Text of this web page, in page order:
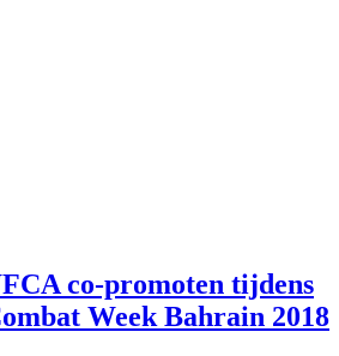
co-promoten tijdens
Week Bahrain 2018